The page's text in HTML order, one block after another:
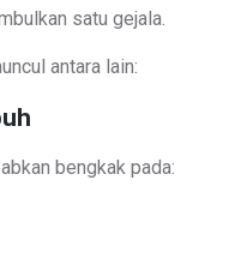
satu gejala.
antara lain:
bengkak pada: